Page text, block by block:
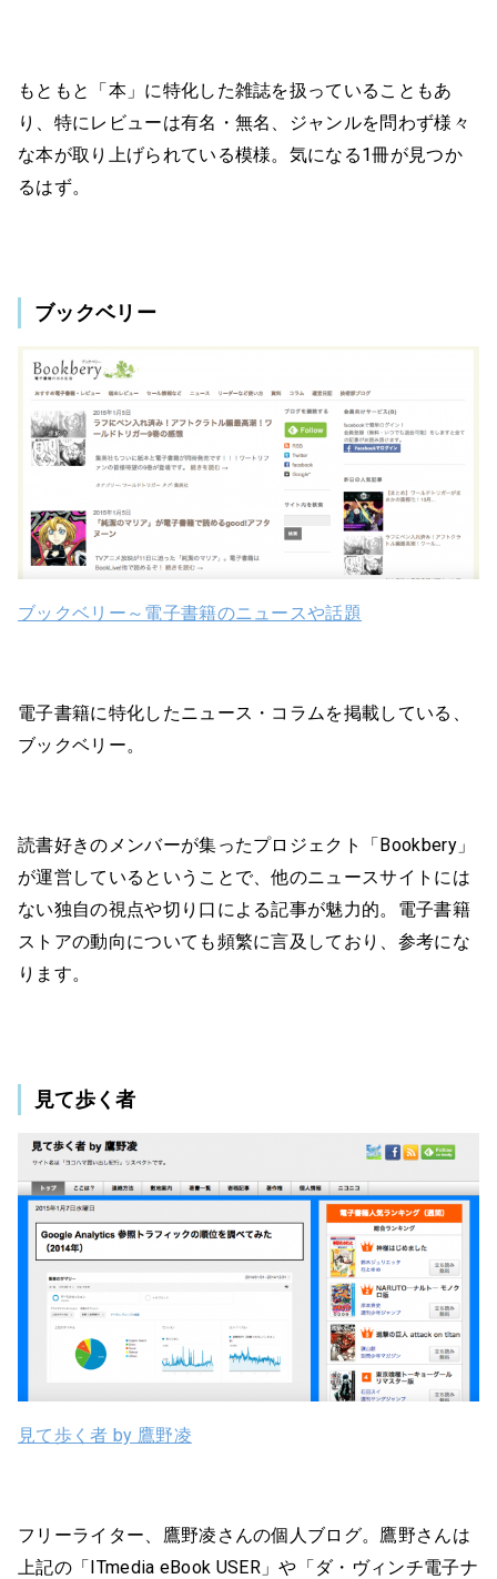
もともと「本」に特化した雑誌を扱っていることもあ
り、特にレビューは有名・無名、ジャンルを問わず様々
な本が取り上げられている模様。気になる1冊が見つか
るはず。
ブックベリー
ブックベリー～電子書籍のニュースや話題
電子書籍に特化したニュース・コラムを掲載している、
ブックベリー。
読書好きのメンバーが集ったプロジェクト「Bookbery」
が運営しているということで、他のニュースサイトには
ない独自の視点や切り口による記事が魅力的。電子書籍
ストアの動向についても頻繁に言及しており、参考にな
ります。
見て歩く者
見て歩く者 by 鷹野凌
フリーライター、鷹野凌さんの個人ブログ。鷹野さんは
上記の「ITmedia eBook USER」や「ダ・ヴィンチ電子ナ